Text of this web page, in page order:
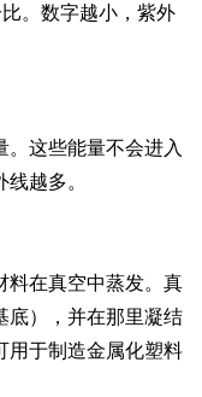
。数字越小，紫外
。这些能量不会进入
越多。
料在真空中蒸发。真
底），并在那里凝结
用于制造金属化塑料